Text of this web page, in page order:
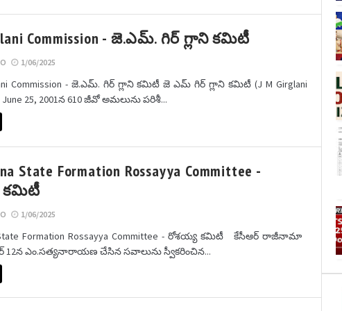
Commission - జె.ఎమ్. గిర్ గ్లాని కమిటీ
1/06/2025
Commission - జె.ఎమ్. గిర్ గ్లాని కమిటీ జె ఎమ్ గిర్ గ్లాని కమిటీ (J M Girglani
June 25, 2001న 610 జీవో అమలును పరిశీ...
State Formation Rossayya Committee -
1/06/2025
State Formation Rossayya Committee - రోశయ్య కమిటీ కేసీఆర్ రాజీనామా
12న ఎం.సత్యనారాయణ చేసిన సవాలును స్వీకరించిన...